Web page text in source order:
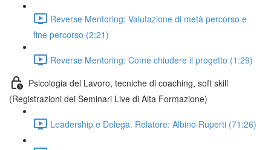
Reverse Mentoring: Valutazione di metà percorso e
fine percorso (2:21)
Reverse Mentoring: Come chiudere il progetto (1:29)
Psicologia del Lavoro, tecniche di coaching, soft skill
(Registrazioni dei Seminari Live di Alta Formazione)
Leadership e Delega. Relatore: Albino Ruperti (71:26)